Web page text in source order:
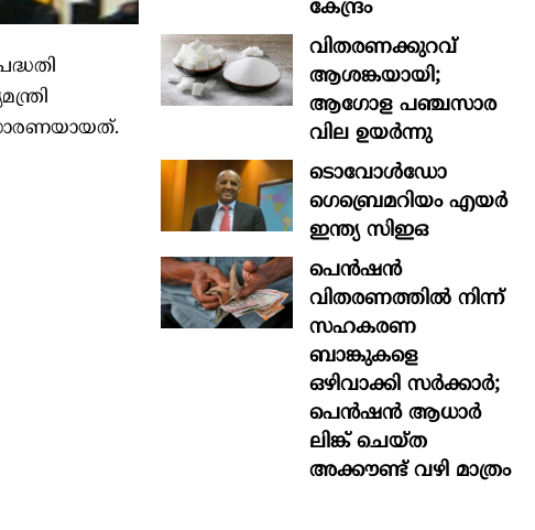
കേന്ദ്രം
വിതരണക്കുറവ്
ആശങ്കയായി;
ആഗോള പഞ്ചസാര
വില ഉയര്‍ന്നു
ടൊവോൾഡോ
ഗെബ്രെമറിയം എയർ
ഇന്ത്യ സിഇഒ
പെൻഷൻ
വിതരണത്തിൽ നിന്ന്
സഹകരണ
ബാങ്കുകളെ
ഒഴിവാക്കി സർക്കാർ;
പെൻഷൻ ആധാർ‌
ലിങ്ക് ചെയ്ത
അക്കൗണ്ട് വഴി മാത്രം